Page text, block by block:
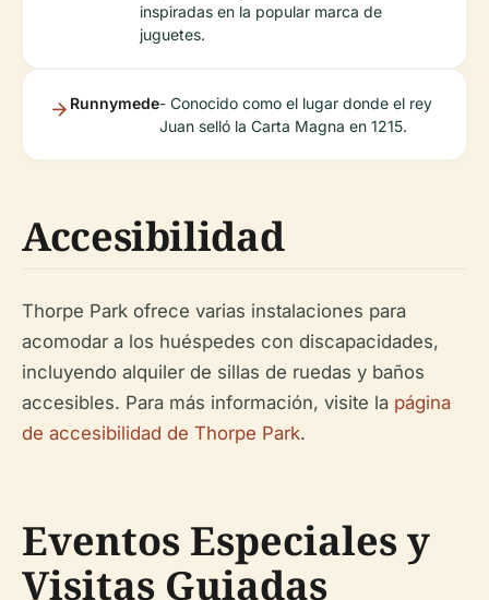
inspiradas en la popular marca de
juguetes.
Runnymede- Conocido como el lugar donde el rey
Juan selló la Carta Magna en 1215.
Accesibilidad
Thorpe Park ofrece varias instalaciones para
acomodar a los huéspedes con discapacidades,
incluyendo alquiler de sillas de ruedas y baños
accesibles. Para más información, visite la página
de accesibilidad de Thorpe Park.
Eventos Especiales y
Visitas Guiadas